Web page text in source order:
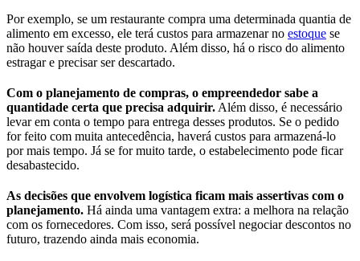
Por exemplo, se um restaurante compra uma determinada quantia de
alimento em excesso, ele terá custos para armazenar no estoque se
não houver saída deste produto. Além disso, há o risco do alimento
estragar e precisar ser descartado.
Com o planejamento de compras, o empreendedor sabe a
quantidade certa que precisa adquirir. Além disso, é necessário
levar em conta o tempo para entrega desses produtos. Se o pedido
for feito com muita antecedência, haverá custos para armazená-lo
por mais tempo. Já se for muito tarde, o estabelecimento pode ficar
desabastecido.
As decisões que envolvem logística ficam mais assertivas com o
planejamento. Há ainda uma vantagem extra: a melhora na relação
com os fornecedores. Com isso, será possível negociar descontos no
futuro, trazendo ainda mais economia.